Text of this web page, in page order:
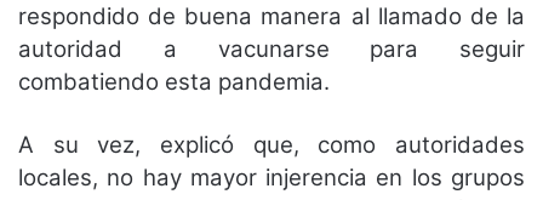
respondido de buena manera al llamado de la
autoridad a vacunarse para seguir
combatiendo esta pandemia.
A su vez, explicó que, como autoridades
locales, no hay mayor injerencia en los grupos